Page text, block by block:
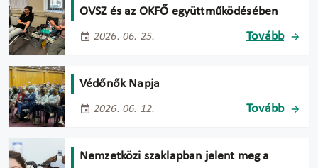
OVSZ és az OKFŐ együttműködésében
2026. 06. 25. Tovább
Védőnők Napja
2026. 06. 12. Tovább
Nemzetközi szaklapban jelent meg a